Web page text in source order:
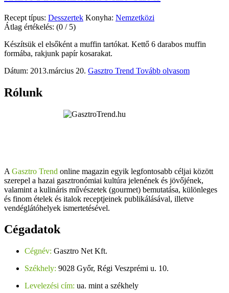
Recept típus: Desszertek Konyha: Nemzetközi
Átlag értékelés: (0 / 5)
Készítsük el elsőként a muffin tartókat. Kettő 6 darabos muffin
formába, rakjunk papír kosarakat.
Dátum: 2013.március 20. Gasztro Trend Tovább olvasom
Rólunk
A Gasztro Trend online magazin egyik legfontosabb céljai között
szerepel a hazai gasztronómiai kultúra jelenének és jövőjének,
valamint a kulináris művészetek (gourmet) bemutatása, különleges
és finom ételek és italok receptjeinek publikálásával, illetve
vendéglátóhelyek ismertetésével.
Cégadatok
Cégnév: Gasztro Net Kft.
Székhely: 9028 Győr, Régi Veszprémi u. 10.
Levelezési cím: ua. mint a székhely